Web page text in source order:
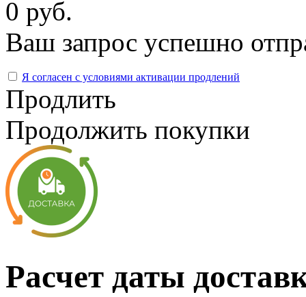
0 руб.
Ваш запрос успешно
Я согласен с условиями активации продлений
Продлить
Продолжить покупки
Расчет даты